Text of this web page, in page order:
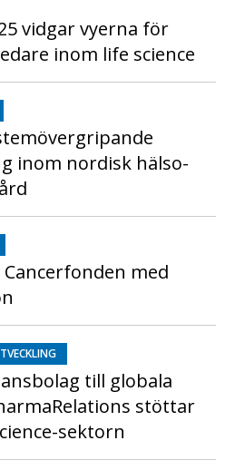
vidgar vyerna för
inom life science
inom nordisk hälso-
med
till globala
stöttar
sektorn